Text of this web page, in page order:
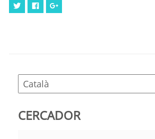
per
Click
share per
CERCADOR